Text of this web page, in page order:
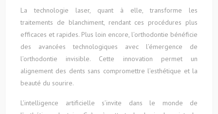
La technologie laser, quant à elle, transforme les
traitements de blanchiment, rendant ces procédures plus
efficaces et rapides. Plus loin encore, l’orthodontie bénéficie
des avancées technologiques avec l’émergence de
l’orthodontie invisible. Cette innovation permet un
alignement des dents sans compromettre l’esthétique et la
beauté du sourire.
L’intelligence artificielle s’invite dans le monde de